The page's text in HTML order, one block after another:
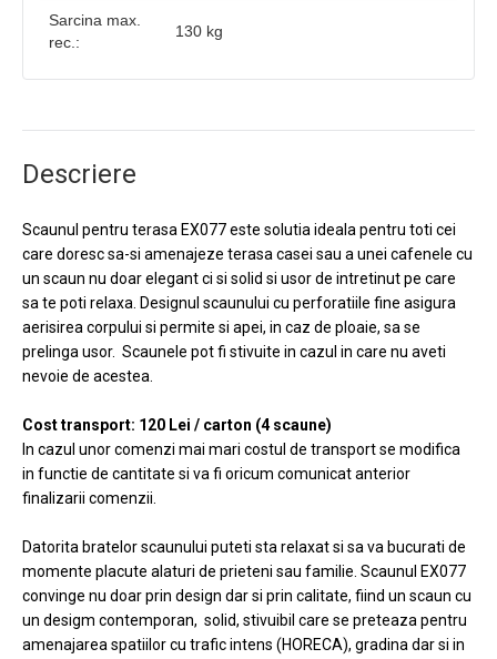
Sarcina max.
rec.:
130 kg
Descriere
Scaunul pentru terasa EX077 este solutia ideala pentru toti cei
care doresc sa-si amenajeze terasa casei sau a unei cafenele cu
un scaun nu doar elegant ci si solid si usor de intretinut pe care
sa te poti relaxa. Designul scaunului cu perforatiile fine asigura
aerisirea corpului si permite si apei, in caz de ploaie, sa se
prelinga usor. Scaunele pot fi stivuite in cazul in care nu aveti
nevoie de acestea.
Cost transport: 120 Lei / carton (4 scaune)
In cazul unor comenzi mai mari costul de transport se modifica
in functie de cantitate si va fi oricum comunicat anterior
finalizarii comenzii.
Datorita bratelor scaunului puteti sta relaxat si sa va bucurati de
momente placute alaturi de prieteni sau familie. Scaunul EX077
convinge nu doar prin design dar si prin calitate, fiind un scaun cu
un desigm contemporan, solid, stivuibil care se preteaza pentru
amenajarea spatiilor cu trafic intens (HORECA), gradina dar si in